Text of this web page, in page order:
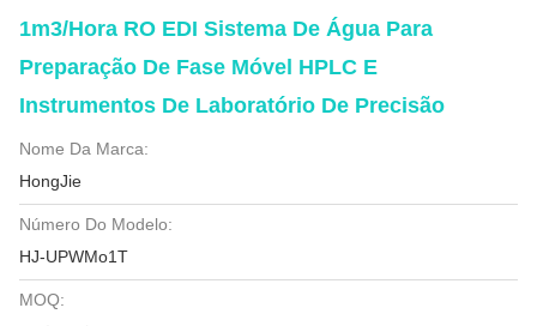
1m3/hora RO EDI Sistema De Água Para
Preparação De Fase Móvel HPLC E
Instrumentos De Laboratório De Precisão
Nome Da Marca:
HongJie
Número Do Modelo:
HJ-UPWMo1T
MOQ: